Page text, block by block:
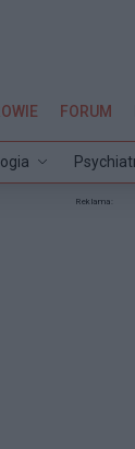
FORUM
Reklama: